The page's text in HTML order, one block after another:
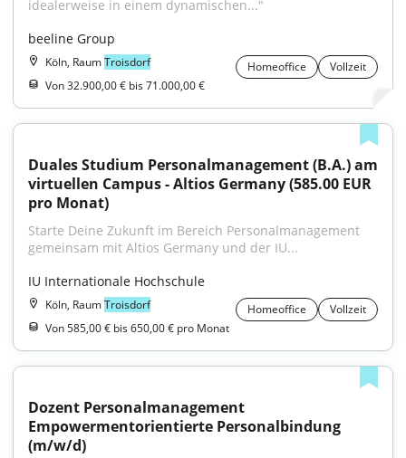
idealerweise in einem dynamischen..."
beeline Group
Köln, RaumTroisdorf Homeoffice
Vollzeit
Von 32.900,00 € bis 71.000,00 €
Duales Studium Personalmanagement (B.A.) am
virtuellen Campus - Altios Germany (585.00 EUR
pro Monat)
Starte Deine Zukunft im Bereich Personalmanagement
gemeinsam mit Altios Germany und der IU...
IU Internationale Hochschule
Köln, RaumTroisdorf Homeoffice
Vollzeit
Von 585,00 € bis 650,00 € pro Monat
Dozent Personalmanagement
Empowermentorientierte Personalbindung
(m/w/d)